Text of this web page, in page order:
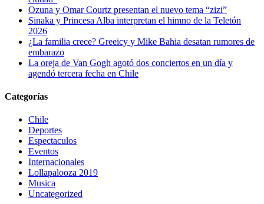
Ozuna y Omar Courtz presentan el nuevo tema “zizi”
Sinaka y Princesa Alba interpretan el himno de la Teletón
2026
¿La familia crece? Greeicy y Mike Bahia desatan rumores de
embarazo
La oreja de Van Gogh agotó dos conciertos en un día y
agendó tercera fecha en Chile
Categorías
Chile
Deportes
Espectaculos
Eventos
Internacionales
Lollapalooza 2019
Musica
Uncategorized